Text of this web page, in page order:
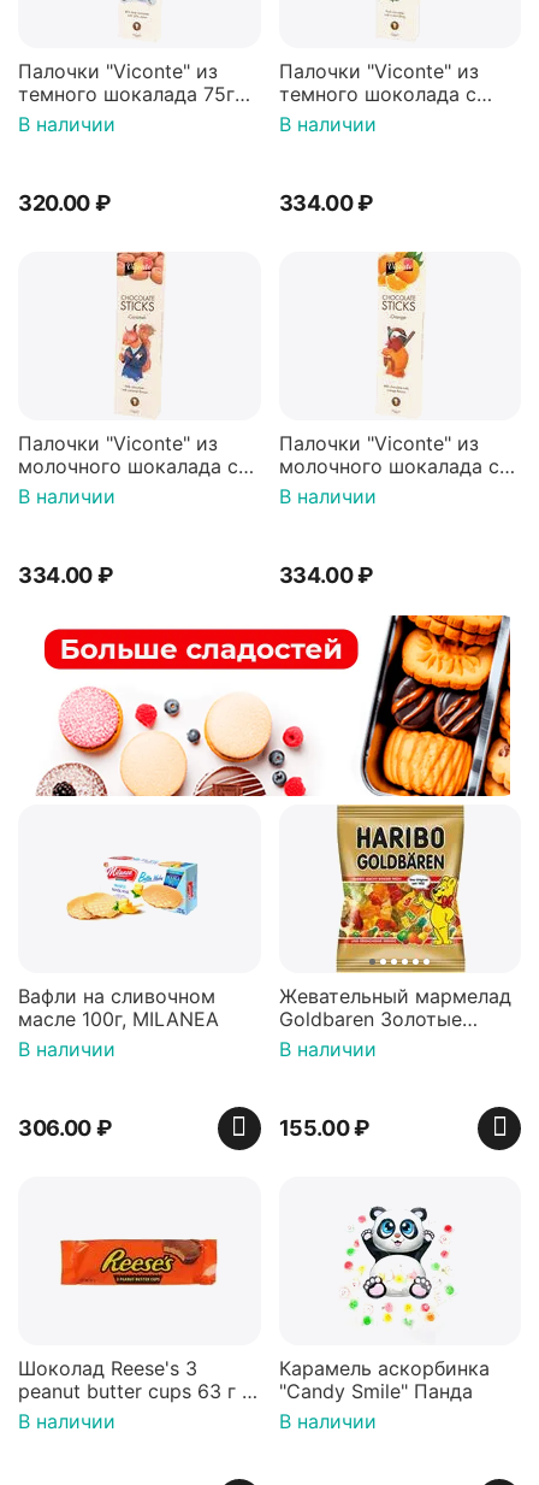
Палочки "Viconte" из
темного шокалада 75г
(Нидерланды)
В наличии
320.00₽
Палочки "Viconte" из
темного шоколада с
начинкой со вкусом
мяты 75г (Нидерланды)
В наличии
334.00₽
Палочки "Viconte" из
молочного шокалада со
вкусом карамели 75г
(Нидерланды)
В наличии
334.00₽
Палочки "Viconte" из
молочного шокалада со
вкусом апельсина 75г
(Нидерланды)
В наличии
334.00₽
Вафли на сливочном
масле 100г, MILANEA
В наличии
306.00₽
Жевательный мармелад
Goldbaren Золотые
мишки 100г, Германия
В наличии
155.00₽
Шоколад Reese's 3
peanut butter cups 63 г с
арахисовой пастой
В наличии
Карамель аскорбинка
"Candy Smile" Панда
В наличии